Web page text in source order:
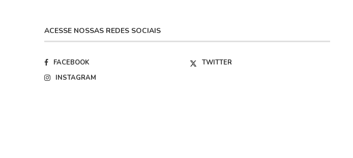
ACESSE NOSSAS REDES SOCIAIS
FACEBOOK
TWITTER
INSTAGRAM